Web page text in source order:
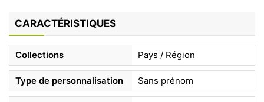
CARACTÉRISTIQUES
Collections Pays / Région
Type de personnalisation Sans prénom